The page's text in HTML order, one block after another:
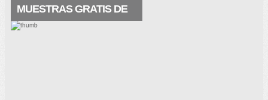
MUESTRAS GRATIS DE
SKINCEUTICALS